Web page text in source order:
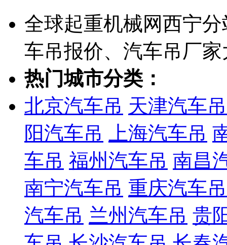
全球起重机械网西宁
车吊报价、汽车吊厂
热门城市分类：
北京汽车吊 天津汽车吊
阳汽车吊
上海汽车吊
车吊 福州汽车吊 南昌
南宁汽车吊 重庆汽车吊
汽车吊 兰州汽车吊 贵